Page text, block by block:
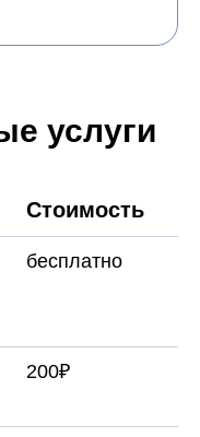
услуги
Стоимость
бесплатно
200₽